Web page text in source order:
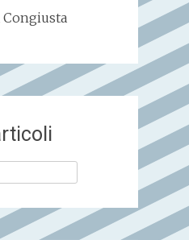
Congiusta